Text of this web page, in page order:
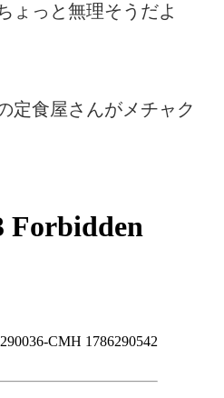
ょっと無理そうだよ
定食屋さんがメチャク